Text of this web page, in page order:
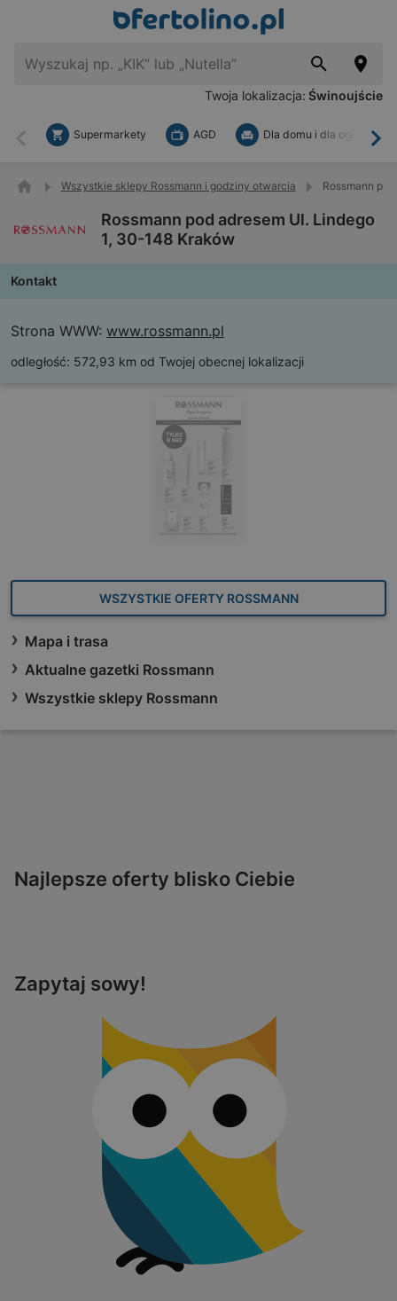
Twoja lokalizacja: Świnoujście
Wstecz
Supermarkety AGD Dla domu i dla ogrodu
Wszystkie sklepy Rossmann i godziny otwarcia Rossmann
Rossmann pod adresem Ul. Lindego
1, 30-148 Kraków
Kontakt
Strona WWW: www.rossmann.pl
odległość: 572,93 km od Twojej obecnej lokalizacji
WSZYSTKIE OFERTY ROSSMANN
Mapa i trasa
Aktualne gazetki Rossmann
Wszystkie sklepy Rossmann
Najlepsze oferty blisko Ciebie
Zapytaj sowy!